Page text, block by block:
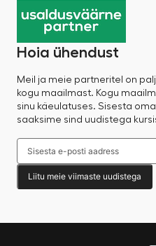
Hoia ühendust
Meil ja meie partneritel on
kogu maailmast. Kogu
sinu käeulatuses. Sisesta
saaksime sind uudistega
Liitu meie viimaste uudistega